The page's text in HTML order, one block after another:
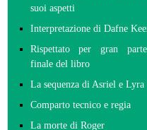
suoi aspetti
Interpretazione di Dafne
Rispettato per gran
finale del libro
La sequenza di Asriel e Lyra
Comparto tecnico e regia
La morte di Roger